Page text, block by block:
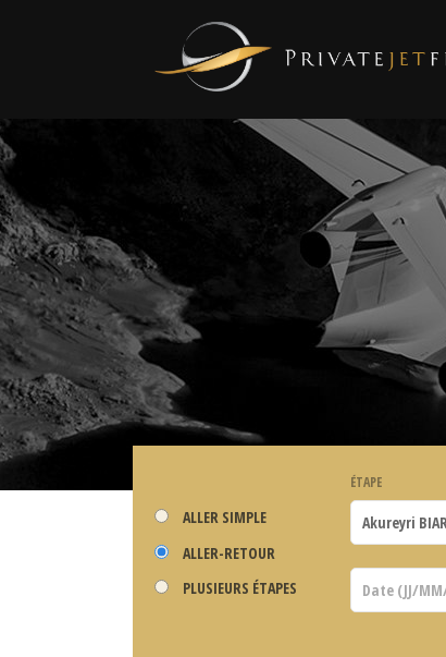
ALLER SIMPLE
ALLER-RETOUR
PLUSIEURS ÉTAPES
ÉTAPE